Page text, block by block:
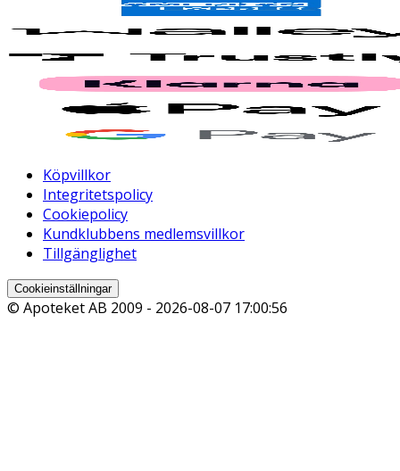
Köpvillkor
Integritetspolicy
Cookiepolicy
Kundklubbens medlemsvillkor
Tillgänglighet
Cookieinställningar
© Apoteket AB 2009 - 2026-08-07 17:00:56